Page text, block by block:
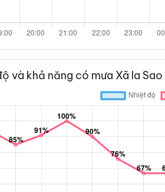
và khả năng có mưa Xã Ia